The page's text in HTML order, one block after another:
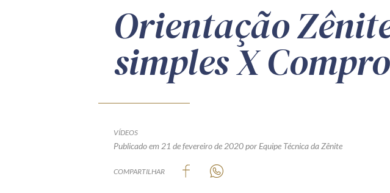
Orientação
simples X
VÍDEOS
Publicado em 21 de fevereiro de 2020por Equipe Técnica da Zênite
COMPARTILHAR